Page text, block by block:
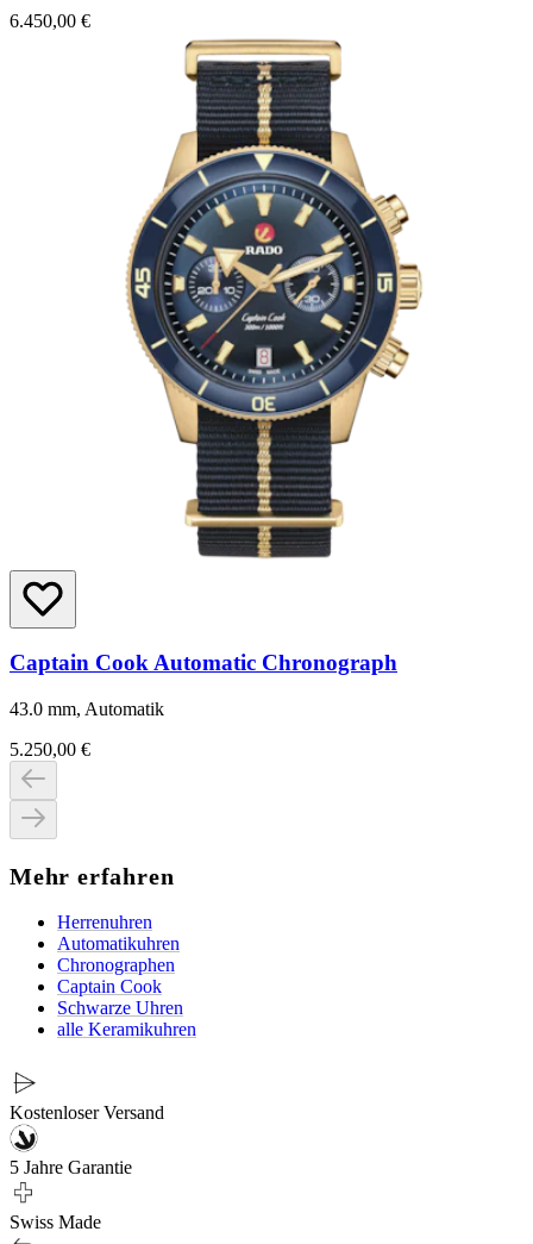
6.450,00 €
Captain Cook Automatic Chronograph
43.0 mm, Automatik
5.250,00 €
Mehr erfahren
Herrenuhren
Automatikuhren
Chronographen
Captain Cook
Schwarze Uhren
alle Keramikuhren
Kostenloser Versand
5 Jahre Garantie
Swiss Made